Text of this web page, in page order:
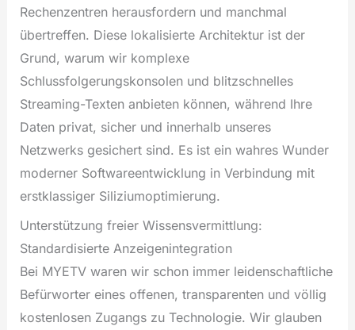
Rechenzentren herausfordern und manchmal
übertreffen. Diese lokalisierte Architektur ist der
Grund, warum wir komplexe
Schlussfolgerungskonsolen und blitzschnelles
Streaming-Texten anbieten können, während Ihre
Daten privat, sicher und innerhalb unseres
Netzwerks gesichert sind. Es ist ein wahres Wunder
moderner Softwareentwicklung in Verbindung mit
erstklassiger Siliziumoptimierung.
Unterstützung freier Wissensvermittlung:
Standardisierte Anzeigenintegration
Bei MYETV waren wir schon immer leidenschaftliche
Befürworter eines offenen, transparenten und völlig
kostenlosen Zugangs zu Technologie. Wir glauben